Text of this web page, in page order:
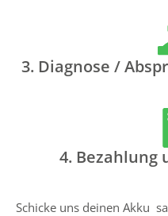
3. Diagnose /
4. Bezahlung
Schicke uns deinen Akku